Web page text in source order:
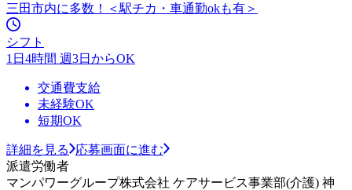
三田市内に多数！＜駅チカ・車通勤okも有＞
シフト
1日4時間 週3日からOK
交通費支給
未経験OK
短期OK
詳細を見る
応募画面に進む
派遣労働者
マンパワーグループ株式会社 ケアサービス事業部(介護) 神